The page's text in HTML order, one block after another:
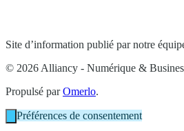
Site d’information publié par notre
© 2026 Alliancy - Numérique &
Propulsé parOmerlo.
Préférences de consentement